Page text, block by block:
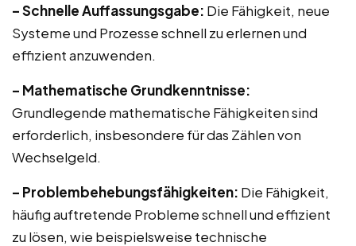
– Schnelle Auffassungsgabe: Die Fähigkeit, neue
Systeme und Prozesse schnell zu erlernen und
effizient anzuwenden.
– Mathematische Grundkenntnisse:
Grundlegende mathematische Fähigkeiten sind
erforderlich, insbesondere für das Zählen von
Wechselgeld.
– Problembehebungsfähigkeiten: Die Fähigkeit,
häufig auftretende Probleme schnell und effizient
zu lösen, wie beispielsweise technische